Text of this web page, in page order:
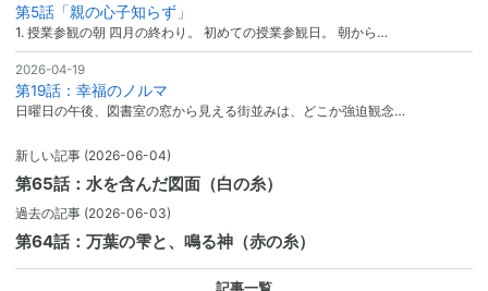
第5話「親の心子知らず」
1. 授業参観の朝 四月の終わり。 初めての授業参観日。 朝から…
2026-04-19
第19話：幸福のノルマ
日曜日の午後、図書室の窓から見える街並みは、どこか強迫観念…
新しい記事 (2026-06-04)
第65話：水を含んだ図面（白の糸）
過去の記事 (2026-06-03)
第64話：万葉の雫と、鳴る神（赤の糸）